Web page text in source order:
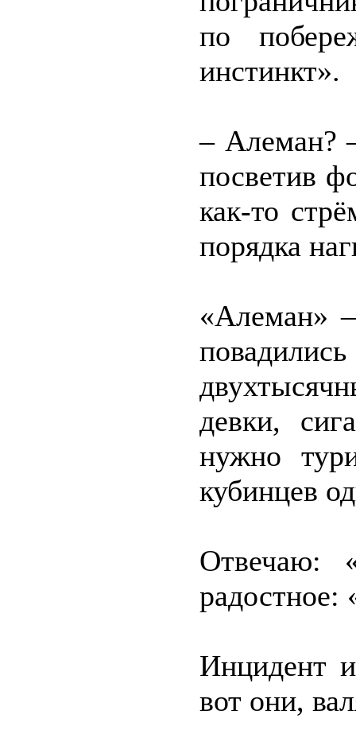
по
инстинкт».
– Алеман?
посветив
как-то
порядка
«Алеман»
девки,
нужно
кубинцев
Отвечаю:
радостное:
Инцидент
вот они,